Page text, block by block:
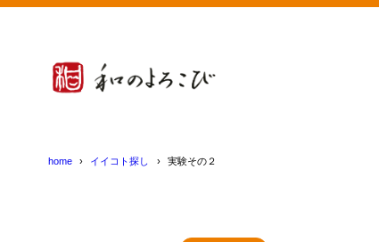
home イイコト探し 実験その２